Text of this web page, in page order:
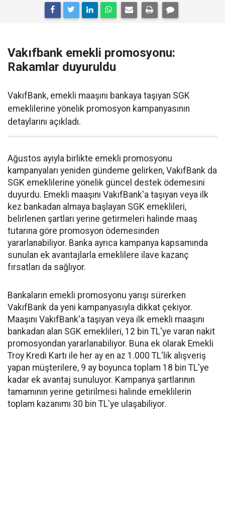
Vakıfbank emekli promosyonu:
Rakamlar duyuruldu
VakıfBank, emekli maaşını bankaya taşıyan SGK
emeklilerine yönelik promosyon kampanyasının
detaylarını açıkladı.
Ağustos ayıyla birlikte emekli promosyonu
kampanyaları yeniden gündeme gelirken, VakıfBank da
SGK emeklilerine yönelik güncel destek ödemesini
duyurdu. Emekli maaşını VakıfBank'a taşıyan veya ilk
kez bankadan almaya başlayan SGK emeklileri,
belirlenen şartları yerine getirmeleri halinde maaş
tutarına göre promosyon ödemesinden
yararlanabiliyor. Banka ayrıca kampanya kapsamında
sunulan ek avantajlarla emeklilere ilave kazanç
fırsatları da sağlıyor.
Bankaların emekli promosyonu yarışı sürerken
VakıfBank da yeni kampanyasıyla dikkat çekiyor.
Maaşını VakıfBank'a taşıyan veya ilk emekli maaşını
bankadan alan SGK emeklileri, 12 bin TL'ye varan nakit
promosyondan yararlanabiliyor. Buna ek olarak Emekli
Troy Kredi Kartı ile her ay en az 1.000 TL'lik alışveriş
yapan müşterilere, 9 ay boyunca toplam 18 bin TL'ye
kadar ek avantaj sunuluyor. Kampanya şartlarının
tamamının yerine getirilmesi halinde emeklilerin
toplam kazanımı 30 bin TL'ye ulaşabiliyor.